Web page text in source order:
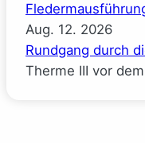
Aug. 12. 2026
Rundgang durch
Therme III vor